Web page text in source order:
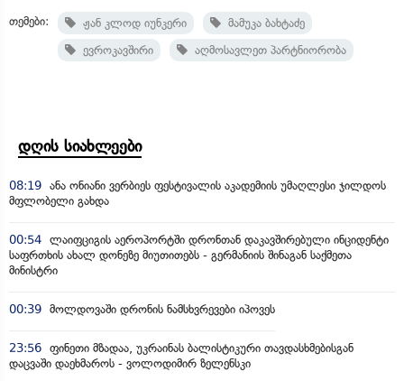
თემები: ჟან კლოდ იუნკერი
მამუკა ბახტაძე
ევროკავშირი
აღმოსავლეთ პარტნიორობა
დღის სიახლეები
08:19 ანა ონიანი ვერბიეს ფესტივალის აკადემიის უმაღლესი ჯილდოს
მფლობელი გახდა
00:54 ლაიფციგის აეროპორტში დრონთან დაკავშირებული ინციდენტი
საფრთხის ახალ დონეზე მიუთითებს - გერმანიის შინაგან საქმეთა
მინისტრი
00:39 მოლდოვაში დრონის ნამსხვრევები იპოვეს
23:56 ფინეთი მზადაა, უკრაინას ბალისტიკური თავდასხმებისგან
დაცვაში დაეხმაროს - ვოლოდიმირ ზელენსკი